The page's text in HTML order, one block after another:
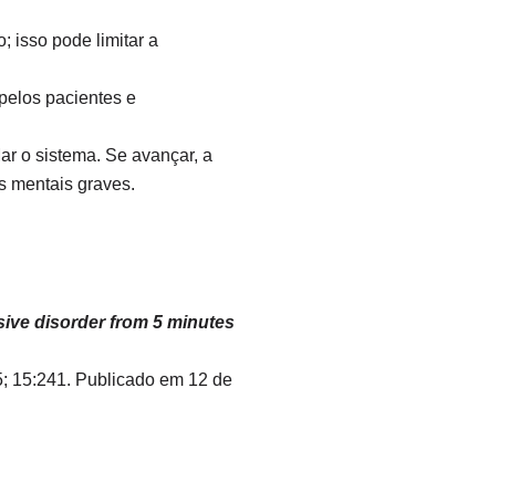
isso pode limitar a
pacientes e
o sistema. Se avançar, a
mentais graves.
disorder from 5 minutes
15:241. Publicado em 12 de